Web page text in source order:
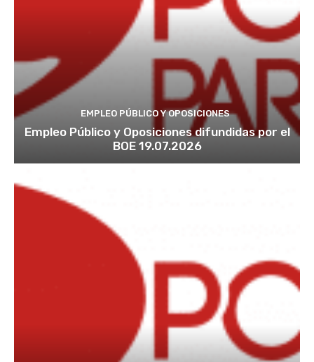
EMPLEO PÚBLICO Y OPOSICIONES
Empleo Público y Oposiciones difundidas por el
BOE 19.07.2026